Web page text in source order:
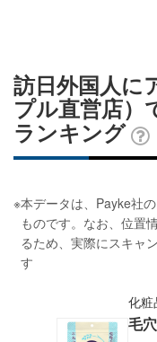
訪日外国人に
プル直営店）
ランキング
※本データは、Payke社
ものです。なお、位置
るため、実際にスキャ
す
化粧
毛